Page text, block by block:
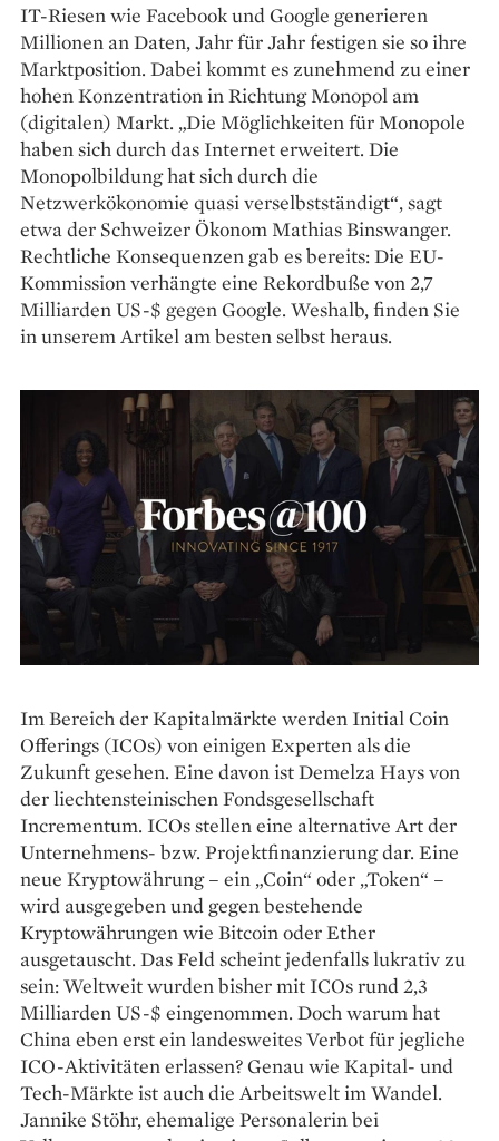
IT-Riesen wie Facebook und Google generieren
Millionen an Daten, Jahr für Jahr festigen sie so ihre
Marktposition. Dabei kommt es zunehmend zu einer
hohen Konzentration in Richtung Monopol am
(digitalen) Markt. „Die Möglichkeiten für Monopole
haben sich durch das Internet erweitert. Die
Monopolbildung hat sich durch die
Netzwerkökonomie quasi verselbstständigt“, sagt
etwa der Schweizer Ökonom Mathias Binswanger.
Rechtliche Kon­sequenzen gab es bereits: Die EU-
Kommission verhängte eine Rekordbuße von 2,7
Milliarden US-$ gegen Google. Weshalb, finden Sie
in unserem Artikel am besten selbst heraus.
Im Bereich der Kapitalmärkte werden Initial Coin
Offerings (ICOs) von einigen Experten als die
Zukunft gesehen. Eine davon ist Demelza Hays von
der liechtensteinischen Fondsgesellschaft
Incrementum. ICOs stellen eine alternative Art der
Unternehmens- bzw. Projektfinanzierung dar. Eine
neue Kryptowährung – ein „Coin“ oder „Token“ –
wird ausgegeben und gegen bestehende
Kryptowährungen wie Bitcoin oder Ether
ausgetauscht. Das Feld scheint jedenfalls lukrativ zu
sein: Weltweit wurden bisher mit ICOs rund 2,3
Milliarden US-$ eingenommen. Doch warum hat
China eben erst ein landesweites Verbot für jegliche
ICO-Aktivitäten erlassen? Genau wie Kapital- und
Tech-Märkte ist auch die Arbeitswelt im Wandel.
Jannike Stöhr, ehemalige Personalerin bei